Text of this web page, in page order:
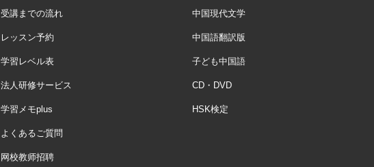
受講までの流れ
レッスン予約
学習レベル表
法人研修サービス
学習メモplus
よくあるご質問
网校教师招聘
中国現代文学
中国語翻訳版
子ども中国語
CD・DVD
HSK検定